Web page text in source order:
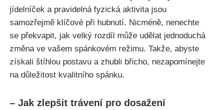
jídelníček a pravidelná fyzická‌ aktivita jsou‌
samozřejmě​ klíčové při hubnutí. Nicméně, nenechte
se⁤ překvapit, jak velký rozdíl může udělat jednoduchá
⁤změna ve vašem⁣ spánkovém režimu. Takže, ‌abyste
získali štíhlou postavu a zhubli břicho, nezapomínejte
na důležitost kvalitního⁢ spánku.
– Jak zlepšit trávení ⁤pro‍ dosažení